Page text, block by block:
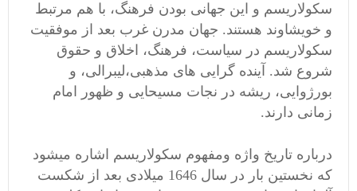
سکولاریسم و این جهانی بودن فرهنگ، با هم مرتبط
و خویشاوند هستند. جهان مدرن غرب بعد از موفقیت
سکولاریسم در سیاست، فرهنگ، اخلاق و حقوق
شروع شد. آینده گرایی های مذهبی،لیبرالی، و
بورژوایی، ریشه در نجات مسیحایی و ظهور امام
زمانی دارند.
درباره تاریخ واژه ومفهوم سکولاریسم اشاره میشود
که نخستین بار در سال 1646 میلادی بعد از شکست